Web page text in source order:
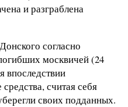
и разграблена
согласно
москвичей (24
впоследствии
считая себя
своих подданных.